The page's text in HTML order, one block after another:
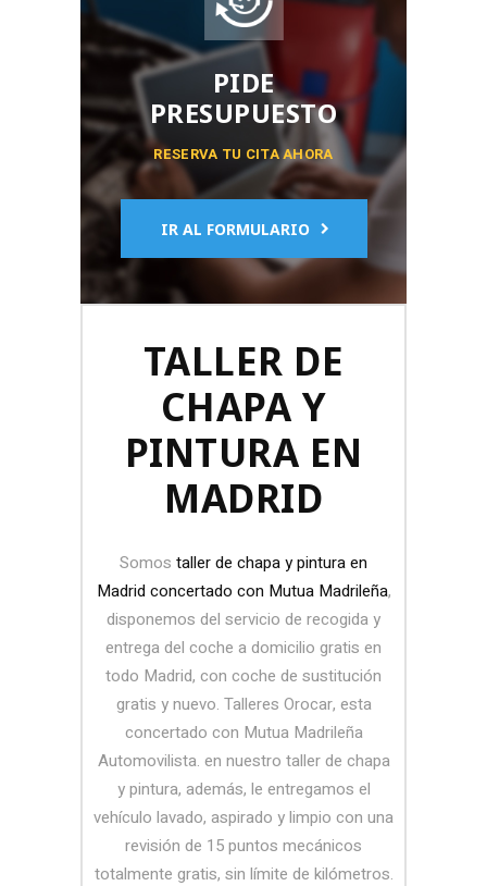
PIDE
PRESUPUESTO
RESERVA TU CITA AHORA
IR AL FORMULARIO
TALLER DE
CHAPA Y
PINTURA EN
MADRID
Somos taller de chapa y pintura en
Madrid concertado con Mutua Madrileña,
disponemos del servicio de recogida y
entrega del coche a domicilio gratis en
todo Madrid, con coche de sustitución
gratis y nuevo. Talleres Orocar, esta
concertado con Mutua Madrileña
Automovilista. en nuestro taller de chapa
y pintura, además, le entregamos el
vehículo lavado, aspirado y limpio con una
revisión de 15 puntos mecánicos
totalmente gratis, sin límite de kilómetros.